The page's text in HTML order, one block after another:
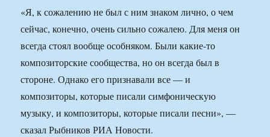
«Я, к сожалению не был с ним знаком лично, о чем
сейчас, конечно, очень сильно сожалею. Для меня он
всегда стоял вообще особняком. Были какие-то
композиторские сообщества, но он всегда был в
стороне. Однако его признавали все — и
композиторы, которые писали симфоническую
музыку, и композиторы, которые писали песни», —
сказал Рыбников РИА Новости.